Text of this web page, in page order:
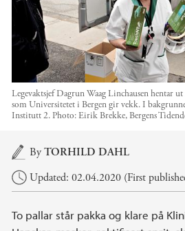
Legevaktsjef Dagrun Waag Linchausen hentar
som Universitetet i Bergen gir vekk. I
Institutt 2. Photo:Eirik Brekke, Bergens
Main content
ByTORHILD DAHL
Updated: 02.04.2020 (First
To pallar står pakka og klare på